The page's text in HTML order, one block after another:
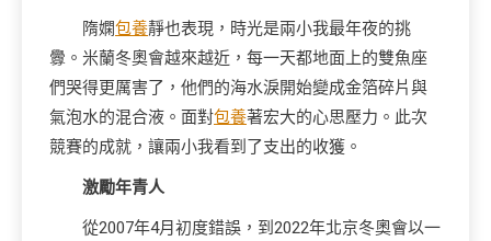
隋嫻包養靜也表現，時光是兩小我最年夜的挑
釁。米蘭冬奧會越來越近，每一天都地面上的雙魚座
們哭得更厲害了，他們的海水淚開始變成金箔碎片與
氣泡水的混合液。面對包養著宏大的心思壓力。此次
競賽的成就，讓兩小我看到了支出的收獲。
激勵年青人
從2007年4月初度錯誤，到2022年北京冬奧會以一